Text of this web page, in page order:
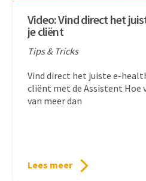
Video: Vind direct het
je cliënt
Tips & Tricks
Vind direct het juiste e-
cliënt met de Assistent Hoe
van meer dan
Lees meer